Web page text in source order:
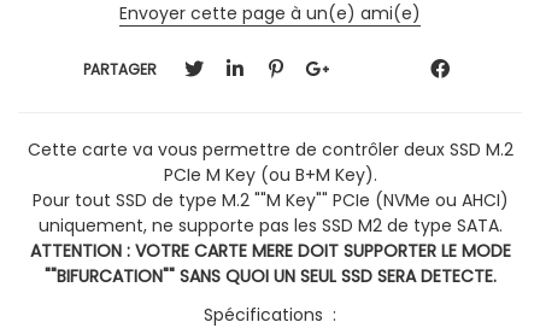
Envoyer cette page à un(e) ami(e)
PARTAGER
Cette carte va vous permettre de contrôler deux SSD M.2
PCIe M Key (ou B+M Key).
Pour tout SSD de type M.2 ""M Key"" PCIe (NVMe ou AHCI)
uniquement, ne supporte pas les SSD M2 de type SATA.
ATTENTION : VOTRE CARTE MERE DOIT SUPPORTER LE MODE
""BIFURCATION"" SANS QUOI UN SEUL SSD SERA DETECTE.
Spécifications :